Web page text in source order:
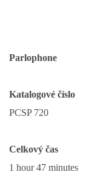
JOHN LENNON -
JOHN LENNON - ALBA
Parlophone
Katalogové číslo
PCSP 720
Celkový čas
1 hour 47 minutes